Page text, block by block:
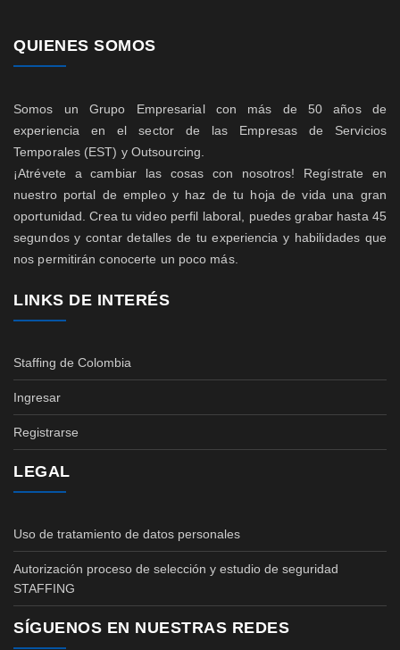
QUIENES SOMOS
Somos un Grupo Empresarial con más de 50 años de
experiencia en el sector de las Empresas de Servicios
Temporales (EST) y Outsourcing.
¡Atrévete a cambiar las cosas con nosotros! Regístrate en
nuestro portal de empleo y haz de tu hoja de vida una gran
oportunidad. Crea tu video perfil laboral, puedes grabar hasta 45
segundos y contar detalles de tu experiencia y habilidades que
nos permitirán conocerte un poco más.
LINKS DE INTERÉS
Staffing de Colombia
Ingresar
Registrarse
LEGAL
Uso de tratamiento de datos personales
Autorización proceso de selección y estudio de seguridad
STAFFING
SÍGUENOS EN NUESTRAS REDES